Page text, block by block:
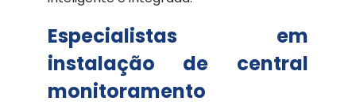
Especialistas em
instalação de central
monitoramento